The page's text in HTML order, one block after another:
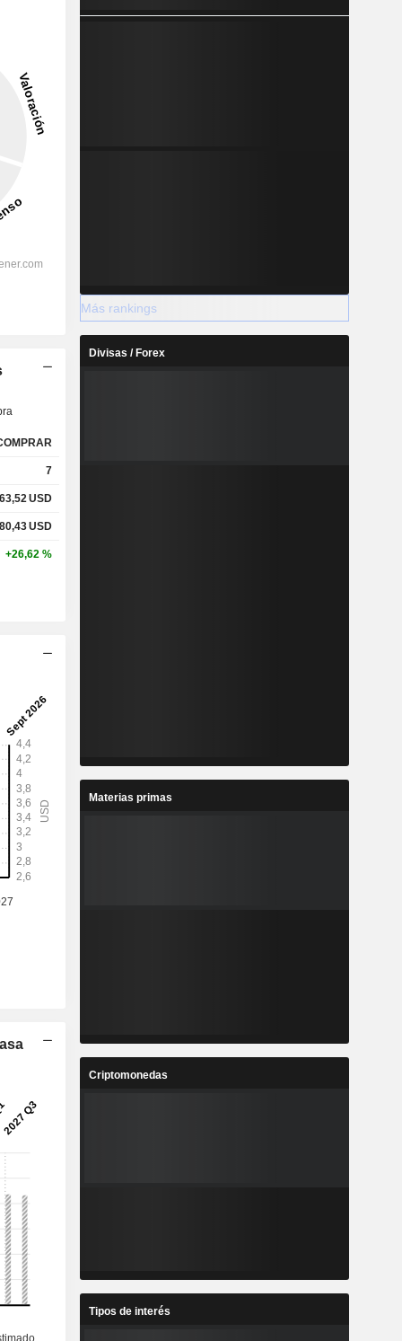
7
63,52USD
80,43USD
+26,62 %
Más rankings
Divisas / Forex
Materias primas
Criptomonedas
Tipos de interés